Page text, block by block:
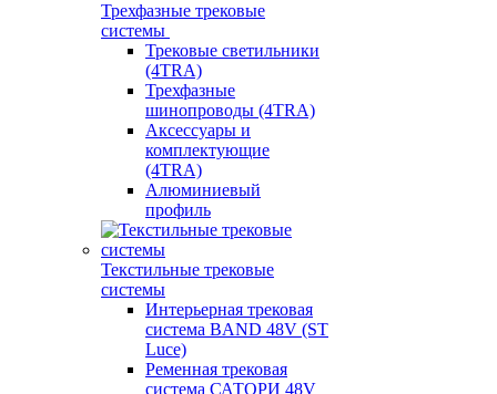
Трехфазные трековые
системы
Трековые светильники
(4TRA)
Трехфазные
шинопроводы (4TRA)
Аксессуары и
комплектующие
(4TRA)
Алюминиевый
профиль
Текстильные трековые
системы
Интерьерная трековая
система BAND 48V (ST
Luce)
Ременная трековая
система САТОРИ 48V